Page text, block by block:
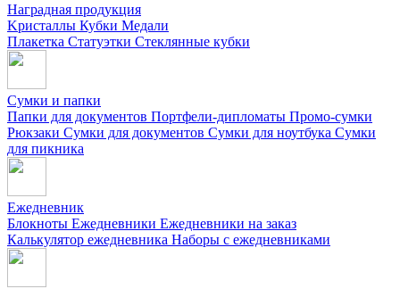
Наградная продукция
Kристаллы Кубки Медали
Плакетка Статуэтки Стеклянные кубки
Сумки и папки
Папки для документов Портфели-дипломаты Промо-сумки
Рюкзаки Сумки для документов Сумки для ноутбука Сумки
для пикника
Ежедневник
Блокноты Ежедневники Ежедневники на заказ
Калькулятор ежедневника Наборы с ежедневниками